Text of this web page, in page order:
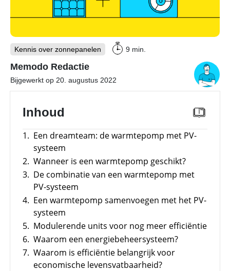
power
–
Sungrow
commerciële
omvormer
bedrijven:
optimaliseer
opslag
Sungrow
PowerStack
ST225
commercieel
opslagsysteem
SolarEdge
OD
Overzicht
Onderwerpen
Laadpalen
Subsidies
Merken
Tools
Memodo Academy
Nederland
Kennis over zonnepanelen
Bijgewerkt op 20. augustus 2022
9 min.
Memodo Redactie
Inhoud
1. Een dreamteam: de warmtepomp met PV-
systeem
2. Wanneer is een warmtepomp geschikt?
3. De combinatie van een warmtepomp met
PV-systeem
4. Een warmtepomp samenvoegen met het PV-
systeem
5. Modulerende units voor nog meer efficiëntie
6. Waarom een energiebeheersysteem?
7. Waarom is efficiëntie belangrijk voor
economische levensvatbaarheid?